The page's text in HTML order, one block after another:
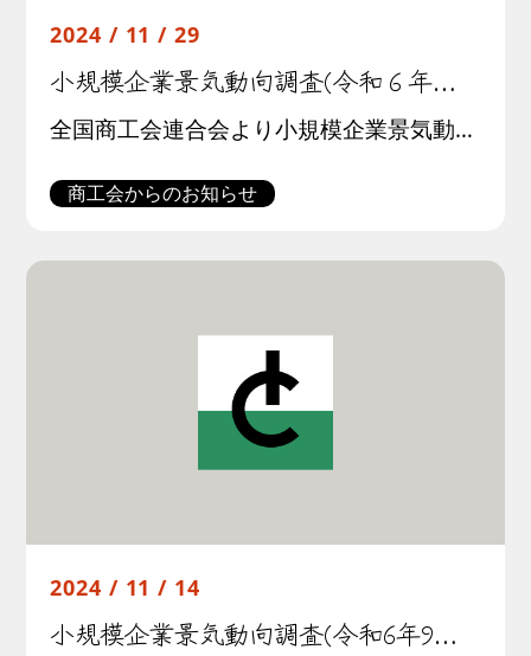
2024 / 11 / 29
小規模企業景気動向調査(令和６年１０月期)結果について
全国商工会連合会より小規模企業景気動向調査(令和6年１０月期調査)結果が公表されました。この調査は全国約３００商工会の経営指導員による調査票への選択記入式で行われたものです。調査結果の概要は以下の通りです。
商工会からのお知らせ
2024 / 11 / 14
小規模企業景気動向調査(令和6年9月期)結果について